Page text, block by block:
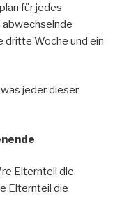
für jedes
abwechselnde
dritte Woche und ein
jeder dieser
Elternteil die
Elternteil die